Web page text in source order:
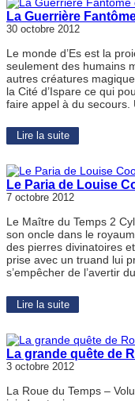
La Guerrière
30 octobre 2012
Le monde d’Es est la
seulement des humains
autres créatures
la Cité d’Ispare ce qui
faire appel à du secours.
Lire la suite
Le Paria de Louise
7 octobre 2012
Le Maître du Temps 2
son oncle dans le
des pierres divinatoires
prise avec un truand lui
s’empêcher de l’avertir
Lire la suite
La grande quête de
3 octobre 2012
La Roue du Temps –